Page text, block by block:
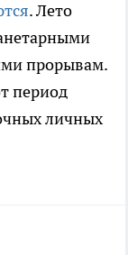
. Лето
прорывам.
период
личных